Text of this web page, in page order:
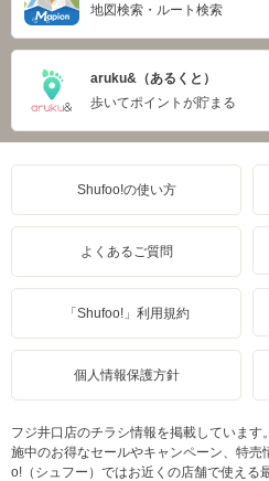
地図検索・ルート検索
aruku&（あるくと）
歩いてポイントが貯まる
Shufoo!の使い方
よくあるご質問
「Shufoo!」利用規約
個人情報保護方針
フジ井口店のチラシ情報を掲載していま
施中のお得なセールやキャンペーン、特
o!（シュフー）ではお近くの店舗で使える